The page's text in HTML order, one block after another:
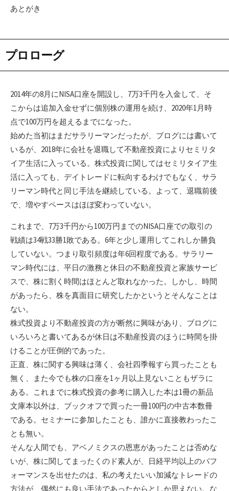
あとがき
プロローグ
2014年の8月にNISA口座を開設し、7万3千円を入金して、そ
こからは追加入金せずに個別株の運用を続け、2020年1月時
点で100万円を超えるまでになった。
始めた当初はまだサラリーマンだったが、ブログには書いて
いるが、2018年に会社を退職して不動産投資によりセミリタ
イア生活に入っている。株式投資に関してはセミリタイア生
活に入っても、デイトレードに転向するわけでもなく、サラ
リーマン時代と同じ手法を継続している。よって、退職前後
で、増やすペースはほぼ変わっていない。
これまで、7万3千円から100万円までのNISA口座での取引の
戦績は34戦33勝1敗である。6年と少し運用してこれしか勝負
していない。つまり取引頻度は年6回程度である。サラリー
マン時代には、平日の激務と休日の不動産投資と家族サービ
スで、株に割く時間はほとんど取れなかった。しかし、時間
があったら、株を真面目に研究したかというとそんなことは
ない。
株式投資より不動産投資の方が断然に興味があり、ブログに
いろいろと書いてあるが休日は不動産投資のほうに時間を掛
けることが圧倒的であった。
正直、株に関する興味は薄く、会社四季報すら買ったことも
無く、また今でも株の口座を1ヶ月以上見ないこともザラに
ある。これまでに株式投資の参考に購入した本は1冊の新品
文庫本以外は、ブックオフで買った一冊100円の中古本数冊
である。セミナーに参加したことも、誰かに直接教わったこ
とも無い。
そんな人間でも、アベノミクスの恩恵があったことは否めな
いが、株に関してまったくのド素人が、日経平均以上のパフ
ォーマンスを出せたのは、私の考えたいい加減なトレードの
方法が、偶然にも良い手法であったからとしか思えない。な